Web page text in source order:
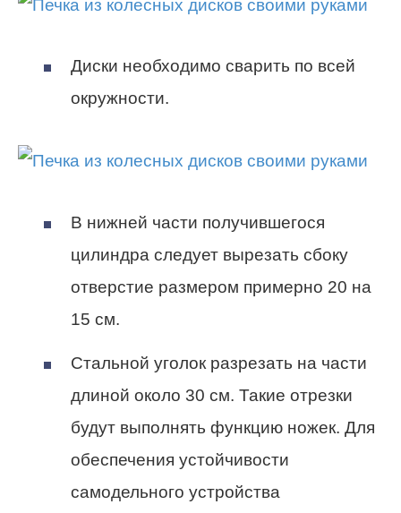
Диски необходимо сварить по всей
окружности.
В нижней части получившегося
цилиндра следует вырезать сбоку
отверстие размером примерно 20 на
15 см.
Стальной уголок разрезать на части
длиной около 30 см. Такие отрезки
будут выполнять функцию ножек. Для
обеспечения устойчивости
самодельного устройства